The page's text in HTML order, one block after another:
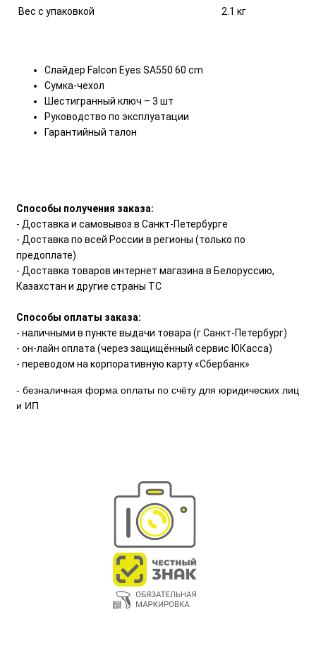
Вес с упаковкой
2.1 кг
Слайдер Falcon Eyes SA550 60 cm
Сумка-чехол
Шестигранный ключ – 3 шт
Руководство по эксплуатации
Гарантийный талон
Способы получения заказа:
- Доставка и самовывоз в Санкт-Петербурге
- Доставка по всей России в регионы (только по
предоплате)
- Доставка товаров интернет магазина в Белоруссию,
Казахстан и другие страны ТС
Способы оплаты заказа:
- наличными в пункте выдачи товара (г.Санкт-Петербург)
- он-лайн оплата (через защищённый сервис ЮКасса)
- переводом на корпоративную карту «Сбербанк»
- безналичная форма оплаты по счёту для юридических лиц
и ИП